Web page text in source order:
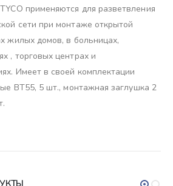
применяются для разветвления
сети при монтаже открытой
жилых домов, в больницах,
, торговых центрах и
Имеет в своей комплектации
ВТ55, 5 шт., монтажная заглушка 2